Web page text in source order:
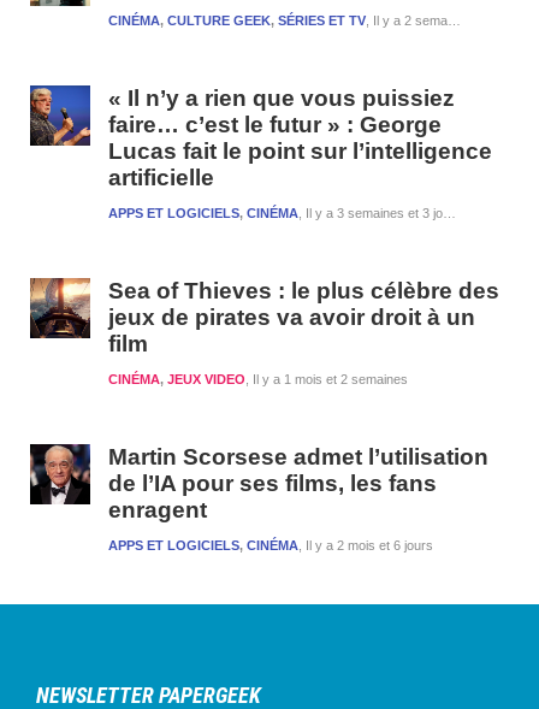
Il y a 2 semaines et 3 jours
CINÉMA, CULTURE GEEK, SÉRIES ET TV
« Il n’y a rien que vous puissiez
faire… c’est le futur » : George
Lucas fait le point sur l’intelligence
artificielle
Il y a 3 semaines et 3 jours
APPS ET LOGICIELS, CINÉMA
Sea of Thieves : le plus célèbre des
jeux de pirates va avoir droit à un
film
Il y a 1 mois et 2 semaines
CINÉMA, JEUX VIDEO
Martin Scorsese admet l’utilisation
de l’IA pour ses films, les fans
enragent
Il y a 2 mois et 6 jours
APPS ET LOGICIELS, CINÉMA
NEWSLETTER PAPERGEEK